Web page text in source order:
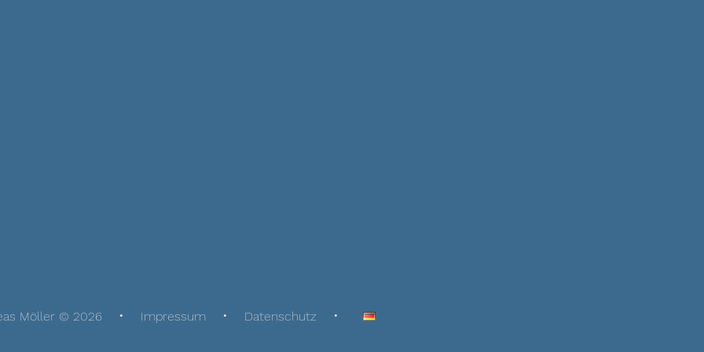
Möller © 2026 Impressum Datenschutz